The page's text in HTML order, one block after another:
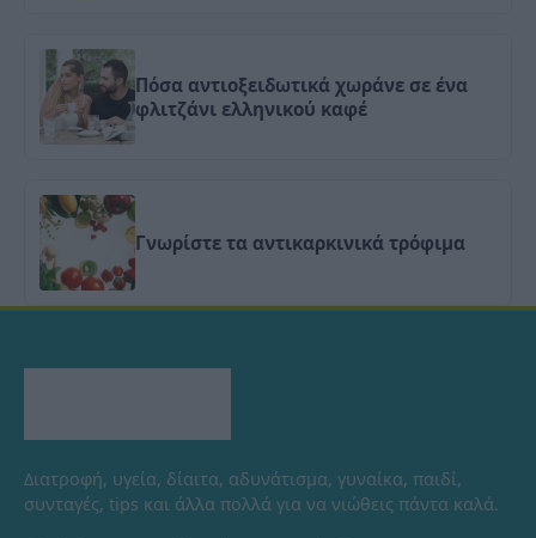
Πόσα αντιοξειδωτικά χωράνε σε ένα
φλιτζάνι ελληνικού καφέ
Γνωρίστε τα αντικαρκινικά τρόφιμα
Διατροφή, υγεία, δίαιτα, αδυνάτισμα, γυναίκα, παιδί,
συνταγές, tips και άλλα πολλά για να νιώθεις πάντα καλά.